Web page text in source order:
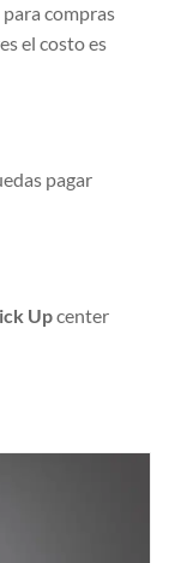
para compras
el costo es
pagar
Upcenter